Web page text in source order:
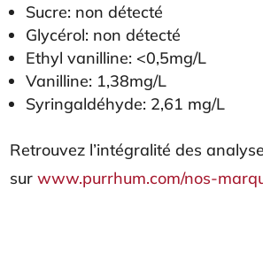
Sucre: non détecté
Glycérol: non détecté
Ethyl vanilline: <0,5mg/L
Vanilline: 1,38mg/L
Syringaldéhyde: 2,61 mg/L
Retrouvez l’intégralité des
surwww.purrhum.com/nos-